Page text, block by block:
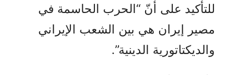
للتأكيد على أنّ “الحرب الحاسمة في
مصير إيران هي بين الشعب الإيراني
والديكتاتورية الدينية”.